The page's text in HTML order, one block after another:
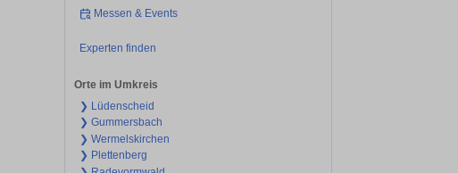
Messen & Events
Experten finden
Orte im Umkreis
❯ Lüdenscheid
❯ Gummersbach
❯ Wermelskirchen
❯ Plettenberg